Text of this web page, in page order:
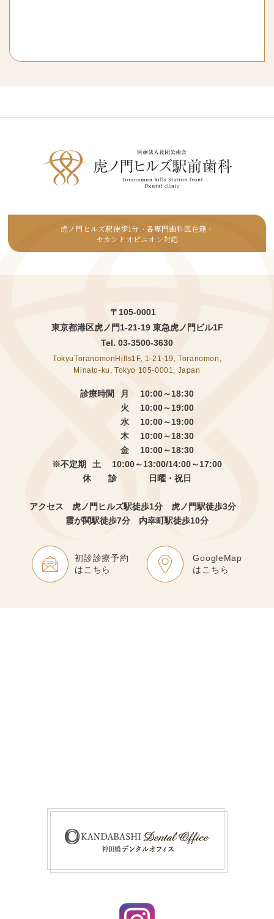
虎ノ門ヒルズ駅徒歩1分 ・各専門歯科医在籍 ・
セカンドオピニオン対応
〒105-0001
東京都港区虎ノ門1-21-19 東急虎ノ門ビル1F
Tel. 03-3500-3630
TokyuToranomonHills1F, 1-21-19, Toranomon,
Minato-ku, Tokyo 105-0001, Japan
診療時間
月 10:00～18:30
火 10:00～19:00
水 10:00～19:00
木 10:00～18:30
金 10:00～18:30
※不定期
土 10:00～13:00/14:00～17:00
休 診
日曜・祝日
アクセス 虎ノ門ヒルズ駅徒歩1分
虎ノ門駅徒歩3分
霞が関駅徒歩7分 内幸町駅徒歩10分
初診診療予約
はこちら
GoogleMap
はこちら